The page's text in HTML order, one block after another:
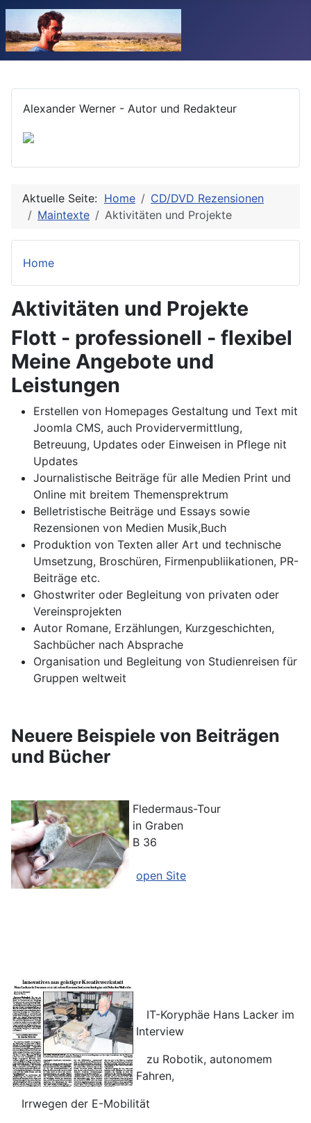
Alexander Werner - Autor und Redakteur
Aktuelle Seite: Home
CD/DVD Rezensionen
Maintexte
Aktivitäten und Projekte
Home
Aktivitäten und Projekte
Flott - professionell - flexibel
Meine Angebote und
Leistungen
Erstellen von Homepages Gestaltung und Text mit
Joomla CMS, auch Providervermittlung,
Betreuung, Updates oder Einweisen in Pflege nit
Updates
Journalistische Beiträge für alle Medien Print und
Online mit breitem Themensprektrum
Belletristische Beiträge und Essays sowie
Rezensionen von Medien Musik,Buch
Produktion von Texten aller Art und technische
Umsetzung, Broschüren, Firmenpubliikationen, PR-
Beiträge etc.
Ghostwriter oder Begleitung von privaten oder
Vereinsprojekten
Autor Romane, Erzählungen, Kurzgeschichten,
Sachbücher nach Absprache
Organisation und Begleitung von Studienreisen für
Gruppen weltweit
Neuere Beispiele von Beiträgen
und Bücher
Fledermaus-Tour
in Graben
B 36
open Site
IT-Koryphäe Hans Lacker im
Interview
zu Robotik, autonomem
Fahren,
Irrwegen der E-Mobilität